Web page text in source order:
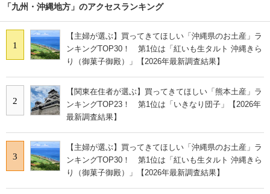
「九州・沖縄地方」のアクセスランキング
1
【主婦が選ぶ】買ってきてほしい「沖縄県のお土産」ラ
ンキングTOP30！ 第1位は「紅いも生タルト 沖縄きら
り（御菓子御殿）」【2026年最新調査結果】
2
【関東在住者が選ぶ】買ってきてほしい「熊本土産」ラ
ンキングTOP23！ 第1位は「いきなり団子」【2026年
最新調査結果】
3
【主婦が選ぶ】買ってきてほしい「沖縄県のお土産」ラ
ンキングTOP30！ 第1位は「紅いも生タルト 沖縄きら
り（御菓子御殿）」【2026年最新調査結果】